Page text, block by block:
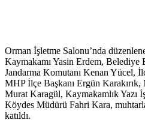
Orman İşletme Salonu’nda
Kaymakamı Yasin Erdem, Belediye
Jandarma Komutanı Kenan Yücel,
MHP İlçe Başkanı Ergün
Murat Karagül, Kaymakamlık Yazı
Köydes Müdürü Fahri Kara,
katıldı.